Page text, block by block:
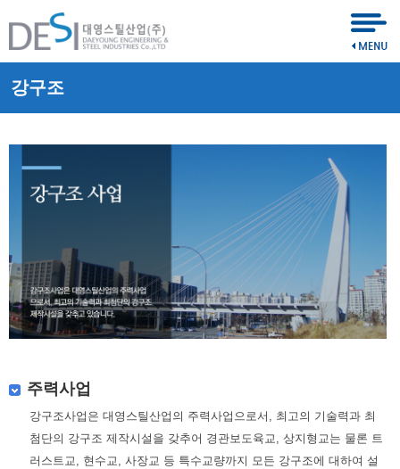
강구조
주력사업
강구조사업은 대영스틸산업의 주력사업으로서, 최고의 기술력과 최
첨단의 강구조 제작시설을 갖추어 경관보도육교, 상지형교는 물론 트
러스트교, 현수교, 사장교 등 특수교량까지 모든 강구조에 대하여 설